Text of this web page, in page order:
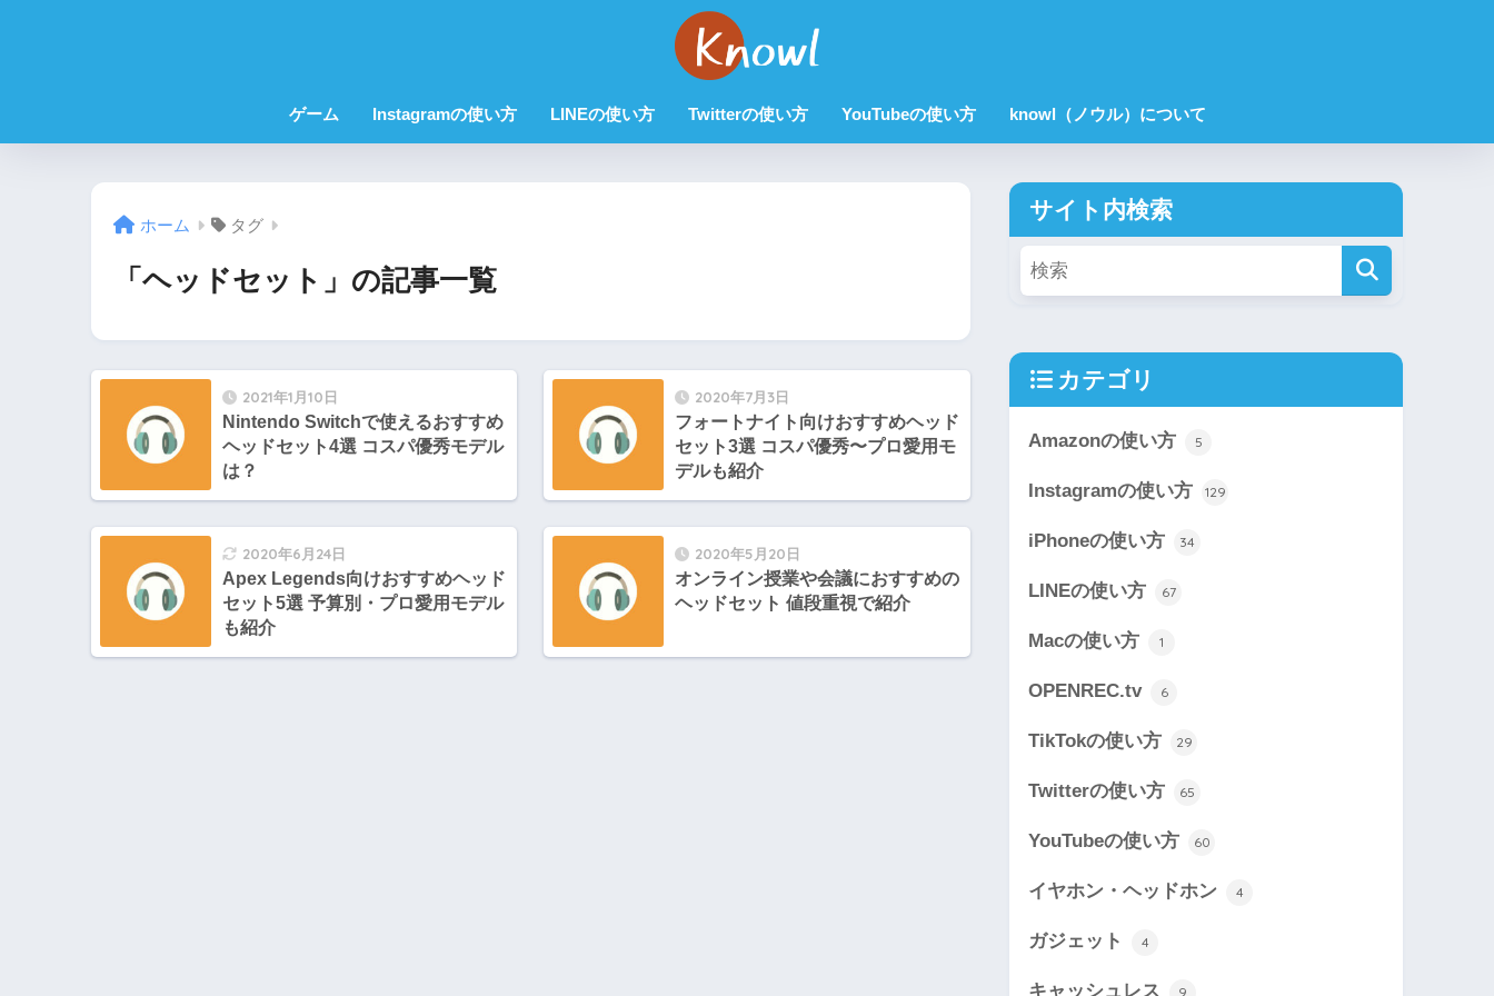
ゲーム Instagramの使い方 LINEの使い方 Twitterの使い方 YouTubeの使い方 knowl（ノウル）について
ホーム タグ
「ヘッドセット」の記事一覧
2021年1月10日
Nintendo Switchで使えるおすすめ
ヘッドセット4選 コスパ優秀モデル
は？
2020年7月3日
フォートナイト向けおすすめヘッド
セット3選 コスパ優秀〜プロ愛用モ
デルも紹介
2020年6月24日
Apex Legends向けおすすめヘッド
セット5選 予算別・プロ愛用モデル
も紹介
2020年5月20日
オンライン授業や会議におすすめの
ヘッドセット 値段重視で紹介
サイト内検索
カテゴリ
Amazonの使い方 5
Instagramの使い方 129
iPhoneの使い方 34
LINEの使い方 67
Macの使い方 1
OPENREC.tv 6
TikTokの使い方 29
Twitterの使い方 65
YouTubeの使い方 60
イヤホン・ヘッドホン 4
ガジェット 4
キャッシュレス 9